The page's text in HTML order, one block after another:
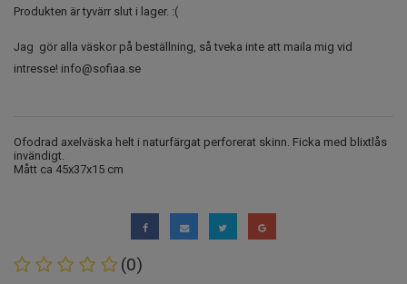
Produkten är tyvärr slut i lager. :(
Jag gör alla väskor på beställning, så tveka inte att maila mig vid
intresse! info@sofiaa.se
Ofodrad axelväska helt i naturfärgat perforerat skinn. Ficka med blixtlås
invändigt.
Mått ca 45x37x15 cm
(0)